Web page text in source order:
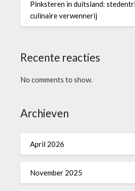
Pinksteren in duitsland:
culinaire verwennerij
Recente reacties
No comments to show.
Archieven
April 2026
November 2025